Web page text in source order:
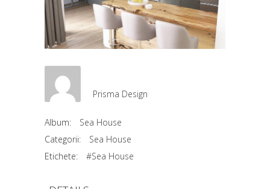
Prisma Design
Album:
Sea House
Categorii:
Sea House
Etichete:
#Sea House